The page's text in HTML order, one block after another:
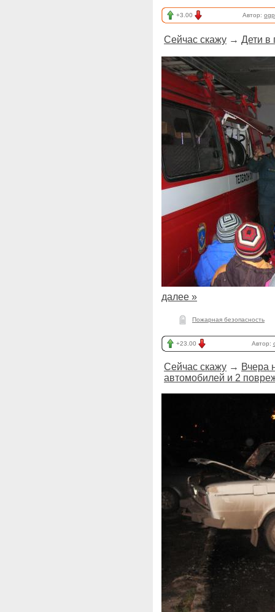
+3.00 Автор:
Сейчас скажу → Дети в
далее »
Пожарная безопасность
+23.00 Автор:
Сейчас скажу → Вчера
автомобилей и 2